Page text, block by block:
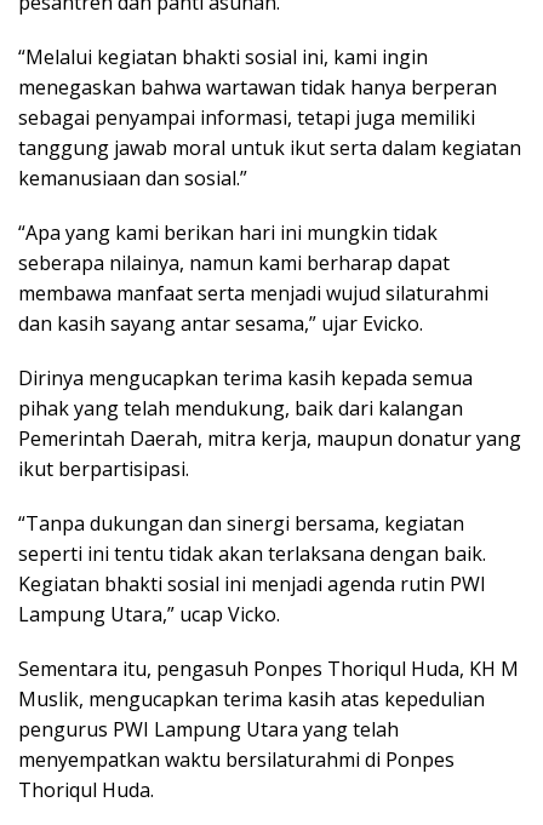
“Melalui kegiatan bhakti sosial ini, kami ingin
menegaskan bahwa wartawan tidak hanya berperan
sebagai penyampai informasi, tetapi juga memiliki
tanggung jawab moral untuk ikut serta dalam kegiatan
kemanusiaan dan sosial.”
“Apa yang kami berikan hari ini mungkin tidak
seberapa nilainya, namun kami berharap dapat
membawa manfaat serta menjadi wujud silaturahmi
dan kasih sayang antar sesama,” ujar Evicko.
Dirinya mengucapkan terima kasih kepada semua
pihak yang telah mendukung, baik dari kalangan
Pemerintah Daerah, mitra kerja, maupun donatur yang
ikut berpartisipasi.
“Tanpa dukungan dan sinergi bersama, kegiatan
seperti ini tentu tidak akan terlaksana dengan baik.
Kegiatan bhakti sosial ini menjadi agenda rutin PWI
Lampung Utara,” ucap Vicko.
Sementara itu, pengasuh Ponpes Thoriqul Huda, KH M
Muslik, mengucapkan terima kasih atas kepedulian
pengurus PWI Lampung Utara yang telah
menyempatkan waktu bersilaturahmi di Ponpes
Thoriqul Huda.